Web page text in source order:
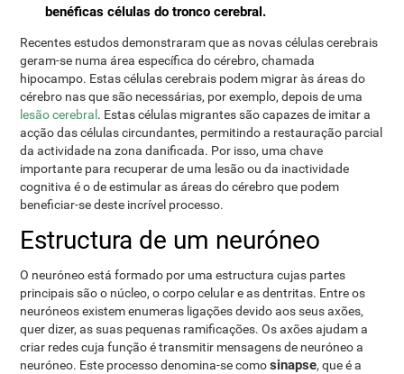
benéficas células do tronco cerebral.
Recentes estudos demonstraram que as novas células cerebrais
geram-se numa área específica do cérebro, chamada
hipocampo. Estas células cerebrais podem migrar às áreas do
cérebro nas que são necessárias, por exemplo, depois de uma
lesão cerebral . Estas células migrantes são capazes de imitar a
acção das células circundantes, permitindo a restauração parcial
da actividade na zona danificada. Por isso, uma chave
importante para recuperar de uma lesão ou da inactividade
cognitiva é o de estimular as áreas do cérebro que podem
beneficiar-se deste incrível processo.
Estructura de um neuróneo
O neuróneo está formado por uma estructura cujas partes
principais são o núcleo, o corpo celular e as dentritas. Entre os
neuróneos existem enumeras ligações devido aos seus axões,
quer dizer, as suas pequenas ramificações. Os axões ajudam a
criar redes cuja função é transmitir mensagens de neuróneo a
neuróneo. Este processo denomina-se comosinapse, que é a